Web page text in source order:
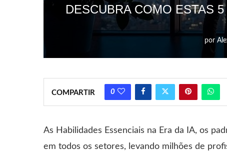
DESCUBRA COMO ESTAS
por
COMPARTIR 0
As Habilidades Essenciais na Era da IA, os
em todos os setores, levando milhões de